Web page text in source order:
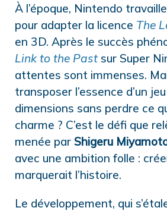
À l’époque, Nintendo
pour adapter la licence The
en 3D. Après le succès
Link to the Pastsur Super
attentes sont immenses.
transposer l’essence d’un
dimensions sans perdre ce
charme ? C’est le défi que
menée par Shigeru
avec une ambition folle :
marquerait l’histoire.
Le développement, qui